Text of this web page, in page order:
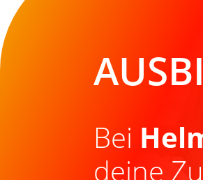
Bei
deine